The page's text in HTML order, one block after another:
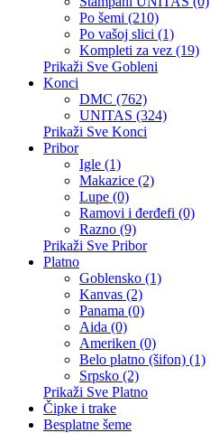
Po šemi (210)
Po vašoj slici (1)
Kompleti za vez (19)
Prikaži Sve Gobleni
Konci
DMC (762)
UNITAS (324)
Prikaži Sve Konci
Pribor
Igle (1)
Makazice (2)
Lupe (0)
Ramovi i đerđefi (0)
Razno (9)
Prikaži Sve Pribor
Platno
Goblensko (1)
Kanvas (2)
Panama (0)
Aida (0)
Ameriken (0)
Belo platno (šifon) (1)
Srpsko (2)
Prikaži Sve Platno
Čipke i trake
Besplatne šeme